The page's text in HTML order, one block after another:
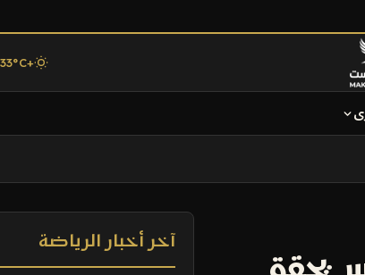
+33°C
آخر أخبار الرياضة